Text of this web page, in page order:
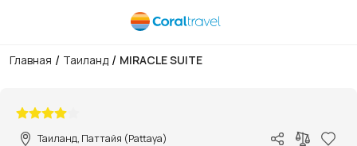
Главная / Таиланд / MIRACLE SUITE
Таиланд, Паттайя (Pattaya)